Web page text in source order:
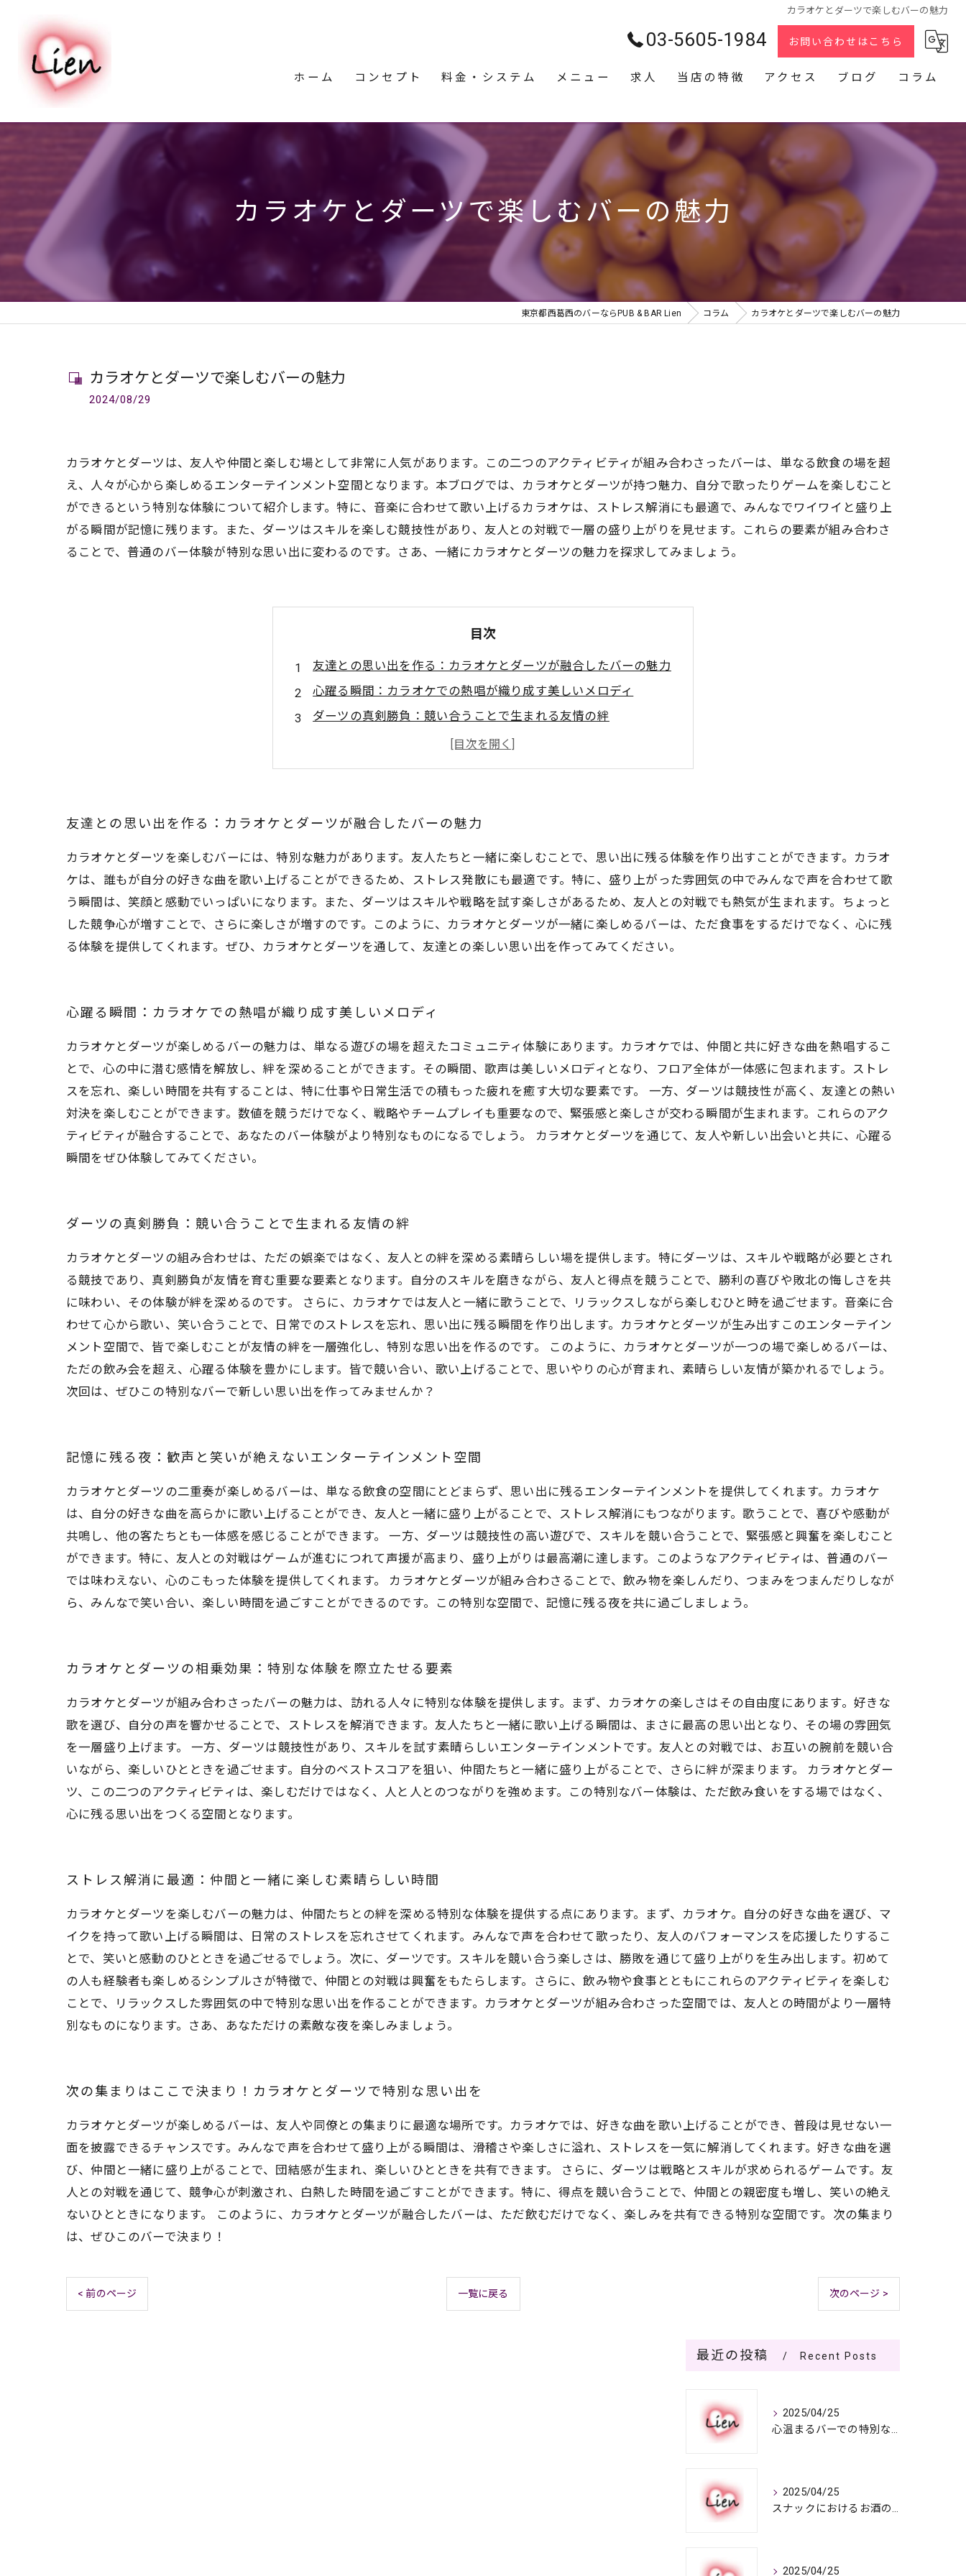
カラオケとダーツで楽しむバーの魅力
03-5605-1984 お問い合わせはこちら
ホーム コンセプト 料金・システム メニュー 求人 当店の特徴
スナック
2次会
貸切
カラオケ
アクセス ブログ コラム
カラオケとダーツで楽しむバーの魅力
東京都西葛西のバーならPUB & BAR Lien コラム カラオケとダーツで楽しむバーの魅力
カラオケとダーツで楽しむバーの魅力
2024/08/29
カラオケとダーツは、友人や仲間と楽しむ場として非常に人気があります。この二つのアクティビティが組み合わさったバーは、単なる飲食の場を超
え、人々が心から楽しめるエンターテインメント空間となります。本ブログでは、カラオケとダーツが持つ魅力、自分で歌ったりゲームを楽しむこと
ができるという特別な体験について紹介します。特に、音楽に合わせて歌い上げるカラオケは、ストレス解消にも最適で、みんなでワイワイと盛り上
がる瞬間が記憶に残ります。また、ダーツはスキルを楽しむ競技性があり、友人との対戦で一層の盛り上がりを見せます。これらの要素が組み合わさ
ることで、普通のバー体験が特別な思い出に変わるのです。さあ、一緒にカラオケとダーツの魅力を探求してみましょう。
目次
友達との思い出を作る：カラオケとダーツが融合したバーの魅力
心躍る瞬間：カラオケでの熱唱が織り成す美しいメロディ
ダーツの真剣勝負：競い合うことで生まれる友情の絆
記憶に残る夜：歓声と笑いが絶えないエンターテインメント空間
カラオケとダーツの相乗効果：特別な体験を際立たせる要素
次の集まりはここで決まり！カラオケとダーツで特別な思い出を
友達との思い出を作る：カラオケとダーツが融合したバーの魅力
カラオケとダーツを楽しむバーには、特別な魅力があります。友人たちと一緒に楽しむことで、思い出に残る体験を作り出すことができます。カラオ
ケは、誰もが自分の好きな曲を歌い上げることができるため、ストレス発散にも最適です。特に、盛り上がった雰囲気の中でみんなで声を合わせて歌
う瞬間は、笑顔と感動でいっぱいになります。また、ダーツはスキルや戦略を試す楽しさがあるため、友人との対戦でも熱気が生まれます。ちょっと
した競争心が増すことで、さらに楽しさが増すのです。このように、カラオケとダーツが一緒に楽しめるバーは、ただ食事をするだけでなく、心に残
る体験を提供してくれます。ぜひ、カラオケとダーツを通して、友達との楽しい思い出を作ってみてください。
心躍る瞬間：カラオケでの熱唱が織り成す美しいメロディ
カラオケとダーツが楽しめるバーの魅力は、単なる遊びの場を超えたコミュニティ体験にあります。カラオケでは、仲間と共に好きな曲を熱唱するこ
とで、心の中に潜む感情を解放し、絆を深めることができます。その瞬間、歌声は美しいメロディとなり、フロア全体が一体感に包まれます。ストレ
スを忘れ、楽しい時間を共有することは、特に仕事や日常生活での積もった疲れを癒す大切な要素です。 一方、ダーツは競技性が高く、友達との熱い
対決を楽しむことができます。数値を競うだけでなく、戦略やチームプレイも重要なので、緊張感と楽しさが交わる瞬間が生まれます。これらのアク
ティビティが融合することで、あなたのバー体験がより特別なものになるでしょう。 カラオケとダーツを通じて、友人や新しい出会いと共に、心躍る
瞬間をぜひ体験してみてください。
ダーツの真剣勝負：競い合うことで生まれる友情の絆
カラオケとダーツの組み合わせは、ただの娯楽ではなく、友人との絆を深める素晴らしい場を提供します。特にダーツは、スキルや戦略が必要とされ
る競技であり、真剣勝負が友情を育む重要な要素となります。自分のスキルを磨きながら、友人と得点を競うことで、勝利の喜びや敗北の悔しさを共
に味わい、その体験が絆を深めるのです。 さらに、カラオケでは友人と一緒に歌うことで、リラックスしながら楽しむひと時を過ごせます。音楽に合
わせて心から歌い、笑い合うことで、日常でのストレスを忘れ、思い出に残る瞬間を作り出します。カラオケとダーツが生み出すこのエンターテイン
メント空間で、皆で楽しむことが友情の絆を一層強化し、特別な思い出を作るのです。 このように、カラオケとダーツが一つの場で楽しめるバーは、
ただの飲み会を超え、心躍る体験を豊かにします。皆で競い合い、歌い上げることで、思いやりの心が育まれ、素晴らしい友情が築かれるでしょう。
次回は、ぜひこの特別なバーで新しい思い出を作ってみませんか？
記憶に残る夜：歓声と笑いが絶えないエンターテインメント空間
カラオケとダーツの二重奏が楽しめるバーは、単なる飲食の空間にとどまらず、思い出に残るエンターテインメントを提供してくれます。カラオケ
は、自分の好きな曲を高らかに歌い上げることができ、友人と一緒に盛り上がることで、ストレス解消にもつながります。歌うことで、喜びや感動が
共鳴し、他の客たちとも一体感を感じることができます。 一方、ダーツは競技性の高い遊びで、スキルを競い合うことで、緊張感と興奮を楽しむこと
ができます。特に、友人との対戦はゲームが進むにつれて声援が高まり、盛り上がりは最高潮に達します。このようなアクティビティは、普通のバー
では味わえない、心のこもった体験を提供してくれます。 カラオケとダーツが組み合わさることで、飲み物を楽しんだり、つまみをつまんだりしなが
ら、みんなで笑い合い、楽しい時間を過ごすことができるのです。この特別な空間で、記憶に残る夜を共に過ごしましょう。
カラオケとダーツの相乗効果：特別な体験を際立たせる要素
カラオケとダーツが組み合わさったバーの魅力は、訪れる人々に特別な体験を提供します。まず、カラオケの楽しさはその自由度にあります。好きな
歌を選び、自分の声を響かせることで、ストレスを解消できます。友人たちと一緒に歌い上げる瞬間は、まさに最高の思い出となり、その場の雰囲気
を一層盛り上げます。 一方、ダーツは競技性があり、スキルを試す素晴らしいエンターテインメントです。友人との対戦では、お互いの腕前を競い合
いながら、楽しいひとときを過ごせます。自分のベストスコアを狙い、仲間たちと一緒に盛り上がることで、さらに絆が深まります。 カラオケとダー
ツ、この二つのアクティビティは、楽しむだけではなく、人と人とのつながりを強めます。この特別なバー体験は、ただ飲み食いをする場ではなく、
心に残る思い出をつくる空間となります。
ストレス解消に最適：仲間と一緒に楽しむ素晴らしい時間
カラオケとダーツを楽しむバーの魅力は、仲間たちとの絆を深める特別な体験を提供する点にあります。まず、カラオケ。自分の好きな曲を選び、マ
イクを持って歌い上げる瞬間は、日常のストレスを忘れさせてくれます。みんなで声を合わせて歌ったり、友人のパフォーマンスを応援したりするこ
とで、笑いと感動のひとときを過ごせるでしょう。次に、ダーツです。スキルを競い合う楽しさは、勝敗を通じて盛り上がりを生み出します。初めて
の人も経験者も楽しめるシンプルさが特徴で、仲間との対戦は興奮をもたらします。さらに、飲み物や食事とともにこれらのアクティビティを楽しむ
ことで、リラックスした雰囲気の中で特別な思い出を作ることができます。カラオケとダーツが組み合わさった空間では、友人との時間がより一層特
別なものになります。さあ、あなただけの素敵な夜を楽しみましょう。
次の集まりはここで決まり！カラオケとダーツで特別な思い出を
カラオケとダーツが楽しめるバーは、友人や同僚との集まりに最適な場所です。カラオケでは、好きな曲を歌い上げることができ、普段は見せない一
面を披露できるチャンスです。みんなで声を合わせて盛り上がる瞬間は、滑稽さや楽しさに溢れ、ストレスを一気に解消してくれます。好きな曲を選
び、仲間と一緒に盛り上がることで、団結感が生まれ、楽しいひとときを共有できます。 さらに、ダーツは戦略とスキルが求められるゲームです。友
人との対戦を通じて、競争心が刺激され、白熱した時間を過ごすことができます。特に、得点を競い合うことで、仲間との親密度も増し、笑いの絶え
ないひとときになります。 このように、カラオケとダーツが融合したバーは、ただ飲むだけでなく、楽しみを共有できる特別な空間です。次の集まり
は、ぜひこのバーで決まり！
< 前のページ 一覧に戻る 次のページ >
最近の投稿 Recent Posts
2025/04/25
心温まるバーでの特別なひととき
2025/04/25
スナックにおけるお酒の多彩さと楽しみ方
2025/04/25